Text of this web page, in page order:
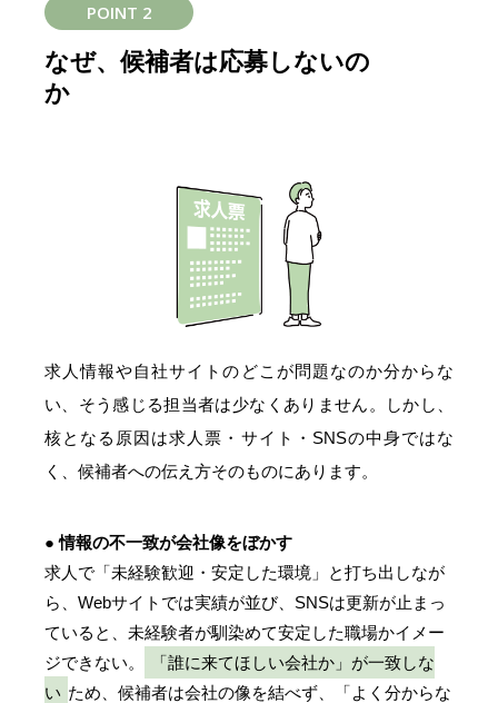
POINT 2
なぜ、候補者は応募しないの
か
求人情報や自社サイトのどこが問題なのか分からな
い、そう感じる担当者は少なくありません。しかし、
核となる原因は求人票・サイト・SNSの中身ではな
く、候補者への伝え方そのものにあります。
● 情報の不一致が会社像をぼかす
求人で「未経験歓迎・安定した環境」と打ち出しなが
ら、Webサイトでは実績が並び、SNSは更新が止まっ
ていると、未経験者が馴染めて安定した職場かイメー
ジできない。
「誰に来てほしい会社か」が一致しな
い ため、候補者は会社の像を結べず、「よく分からな